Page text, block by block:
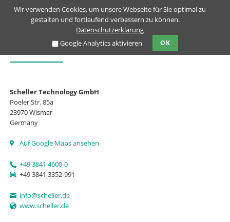
KONTAKT
Scheller Technology GmbH
Poeler Str. 85a
23970 Wismar
Germany
Auf Google Maps ansehen
+49 3841 4600-0
+49 3841 3352-991
info@scheller.de
www.scheller.de
Wir verwenden Cookies, um unsere Webseite für Sie optimal zu
gestalten und fortlaufend verbessern zu können.
Datenschutzerklärung
Google Analytics aktivieren
OK